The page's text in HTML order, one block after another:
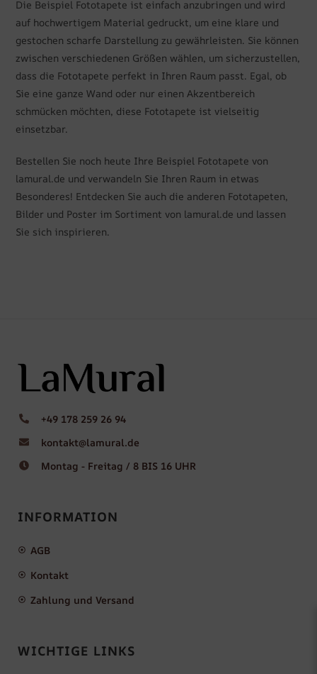
Die Beispiel Fototapete ist einfach anzubringen und wird
auf hochwertigem Material gedruckt, um eine klare und
gestochen scharfe Darstellung zu gewährleisten. Sie können
zwischen verschiedenen Größen wählen, um sicherzustellen,
dass die Fototapete perfekt in Ihren Raum passt. Egal, ob
Sie eine ganze Wand oder nur einen Akzentbereich
schmücken möchten, diese Fototapete ist vielseitig
einsetzbar.
Bestellen Sie noch heute Ihre Beispiel Fototapete von
lamural.de und verwandeln Sie Ihren Raum in etwas
Besonderes! Entdecken Sie auch die anderen Fototapeten,
Bilder und Poster im Sortiment von lamural.de und lassen
Sie sich inspirieren.
+49 178 259 26 94
kontakt@lamural.de
Montag - Freitag / 8 BIS 16 UHR
INFORMATION
AGB
Kontakt
Zahlung und Versand
WICHTIGE LINKS